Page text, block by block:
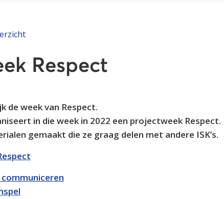
Respect
de week van Respect.
in die week in 2022 een projectweek Respect.
gemaakt die ze graag delen met andere ISK’s.